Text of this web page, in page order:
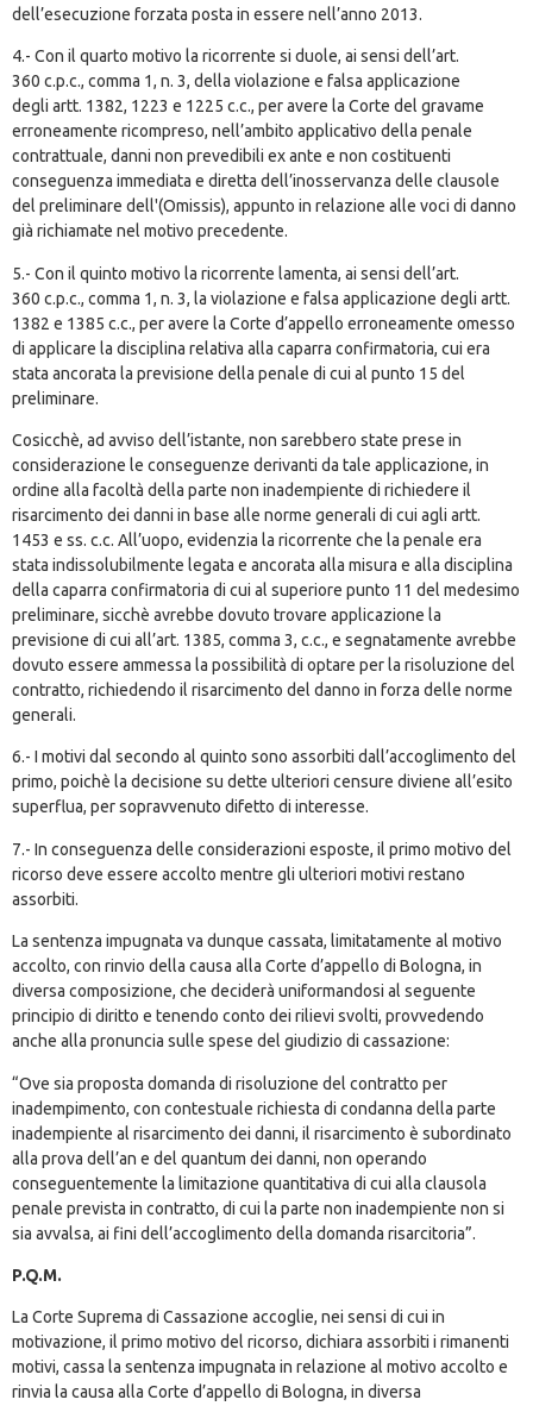
dell’esecuzione forzata posta in essere nell’anno 2013.
4.- Con il quarto motivo la ricorrente si duole, ai sensi dell’art.
360 c.p.c., comma 1, n. 3, della violazione e falsa applicazione
degli artt. 1382, 1223 e 1225 c.c., per avere la Corte del gravame
erroneamente ricompreso, nell’ambito applicativo della penale
contrattuale, danni non prevedibili ex ante e non costituenti
conseguenza immediata e diretta dell’inosservanza delle clausole
del preliminare dell'(Omissis), appunto in relazione alle voci di danno
già richiamate nel motivo precedente.
5.- Con il quinto motivo la ricorrente lamenta, ai sensi dell’art.
360 c.p.c., comma 1, n. 3, la violazione e falsa applicazione degli artt.
1382 e 1385 c.c., per avere la Corte d’appello erroneamente omesso
di applicare la disciplina relativa alla caparra confirmatoria, cui era
stata ancorata la previsione della penale di cui al punto 15 del
preliminare.
Cosicchè, ad avviso dell’istante, non sarebbero state prese in
considerazione le conseguenze derivanti da tale applicazione, in
ordine alla facoltà della parte non inadempiente di richiedere il
risarcimento dei danni in base alle norme generali di cui agli artt.
1453 e ss. c.c. All’uopo, evidenzia la ricorrente che la penale era
stata indissolubilmente legata e ancorata alla misura e alla disciplina
della caparra confirmatoria di cui al superiore punto 11 del medesimo
preliminare, sicchè avrebbe dovuto trovare applicazione la
previsione di cui all’art. 1385, comma 3, c.c., e segnatamente avrebbe
dovuto essere ammessa la possibilità di optare per la risoluzione del
contratto, richiedendo il risarcimento del danno in forza delle norme
generali.
6.- I motivi dal secondo al quinto sono assorbiti dall’accoglimento del
primo, poichè la decisione su dette ulteriori censure diviene all’esito
superflua, per sopravvenuto difetto di interesse.
7.- In conseguenza delle considerazioni esposte, il primo motivo del
ricorso deve essere accolto mentre gli ulteriori motivi restano
assorbiti.
La sentenza impugnata va dunque cassata, limitatamente al motivo
accolto, con rinvio della causa alla Corte d’appello di Bologna, in
diversa composizione, che deciderà uniformandosi al seguente
principio di diritto e tenendo conto dei rilievi svolti, provvedendo
anche alla pronuncia sulle spese del giudizio di cassazione:
“Ove sia proposta domanda di risoluzione del contratto per
inadempimento, con contestuale richiesta di condanna della parte
inadempiente al risarcimento dei danni, il risarcimento è subordinato
alla prova dell’an e del quantum dei danni, non operando
conseguentemente la limitazione quantitativa di cui alla clausola
penale prevista in contratto, di cui la parte non inadempiente non si
sia avvalsa, ai fini dell’accoglimento della domanda risarcitoria”.
P.Q.M.
La Corte Suprema di Cassazione accoglie, nei sensi di cui in
motivazione, il primo motivo del ricorso, dichiara assorbiti i rimanenti
motivi, cassa la sentenza impugnata in relazione al motivo accolto e
rinvia la causa alla Corte d’appello di Bologna, in diversa